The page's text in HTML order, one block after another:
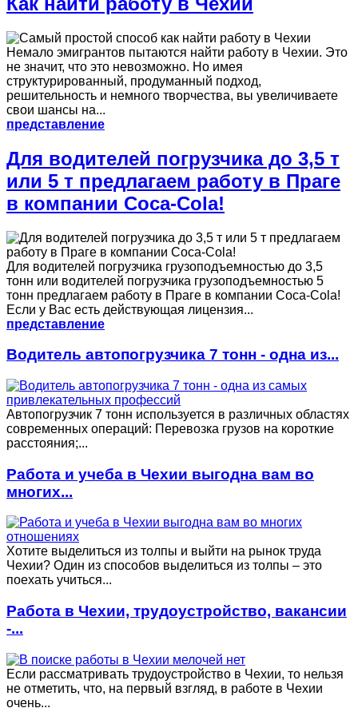
Немало эмигрантов пытаются найти работу в Чехии. Это
не значит, что это невозможно. Но имея
структурированный, продуманный подход,
решительность и немного творчества, вы увеличиваете
свои шансы на...
представление
Для водителей погрузчика до 3,5 т
или 5 т предлагаем работу в Праге
в компании Coca-Cola!
Для водителей погрузчика грузоподъемностью до 3,5
тонн или водителей погрузчика грузоподъемностью 5
тонн предлагаем работу в Праге в компании Coca-Cola!
Если у Вас есть действующая лицензия...
представление
Водитель автопогрузчика 7 тонн - одна из...
Автопогрузчик 7 тонн используется в различных областях
современных операций: Перевозка грузов на короткие
расстояния;...
Работа и учеба в Чехии выгодна вам во
многих...
Хотите выделиться из толпы и выйти на рынок труда
Чехии? Один из способов выделиться из толпы – это
поехать учиться...
Работа в Чехии, трудоустройство, вакансии
-...
Если рассматривать трудоустройство в Чехии, то нельзя
не отметить, что, на первый взгляд, в работе в Чехии
очень...